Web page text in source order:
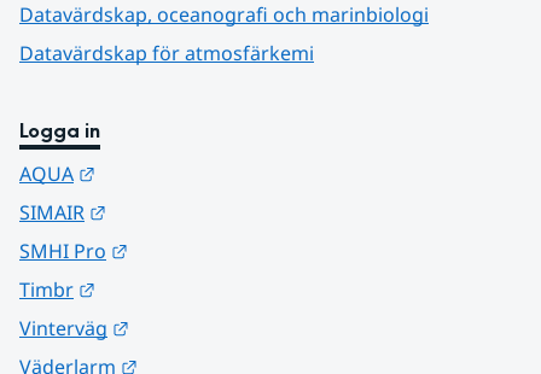
Datavärdskap, oceanografi och marinbiologi
Datavärdskap för atmosfärkemi
Logga in
AQUA
SIMAIR
SMHI Pro
Timbr
Vinterväg
Väderlarm